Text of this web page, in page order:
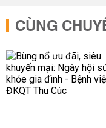
CÙNG